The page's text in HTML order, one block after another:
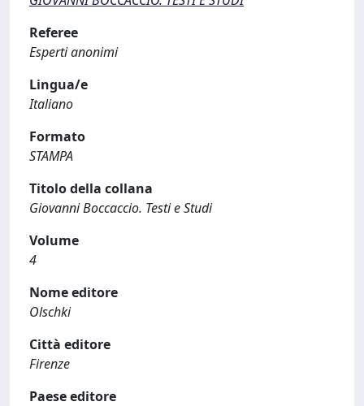
Referee
Esperti anonimi
Lingua/e
Italiano
Formato
STAMPA
Titolo della collana
Giovanni Boccaccio. Testi e Studi
Volume
4
Nome editore
Olschki
Città editore
Firenze
Paese editore